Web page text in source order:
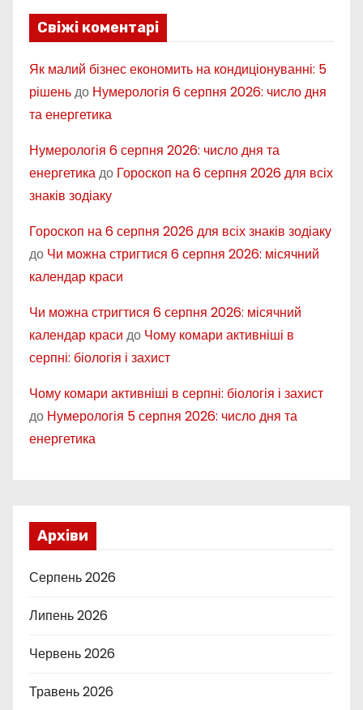
Свіжі коментарі
Як малий бізнес економить на кондиціонуванні: 5
рішеньдо Нумерологія 6 серпня 2026: число дня
та енергетика
Нумерологія 6 серпня 2026: число дня та
енергетикадо Гороскоп на 6 серпня 2026 для всіх
знаків зодіаку
Гороскоп на 6 серпня 2026 для всіх знаків зодіаку
до Чи можна стригтися 6 серпня 2026: місячний
календар краси
Чи можна стригтися 6 серпня 2026: місячний
календар краси до Чому комари активніші в
серпні: біологія і захист
Чому комари активніші в серпні: біологія і захист
до Нумерологія 5 серпня 2026: число дня та
енергетика
Архіви
Серпень 2026
Липень 2026
Червень 2026
Травень 2026